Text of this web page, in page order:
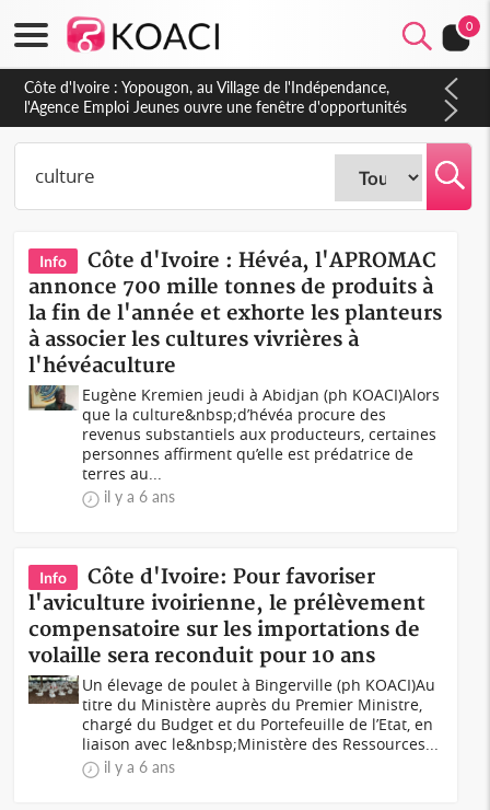
0
Côte d'Ivoire : CHU de Treichville, après la fronde, les agents
contractuels obtiennent un accord avec la direction sur les
arriérés du SMIG 2023
Info
Côte d'Ivoire : Hévéa, l'APROMAC
annonce 700 mille tonnes de produits à
la fin de l'année et exhorte les planteurs
à associer les cultures vivrières à
l'hévéaculture
Eugène Kremien jeudi à Abidjan (ph KOACI)Alors
que la culture&nbsp;d’hévéa procure des
revenus substantiels aux producteurs, certaines
personnes affirment qu’elle est prédatrice de
terres au...
il y a 6 ans
Info
Côte d'Ivoire: Pour favoriser
l'aviculture ivoirienne, le prélèvement
compensatoire sur les importations de
volaille sera reconduit pour 10 ans
Un élevage de poulet à Bingerville (ph KOACI)Au
titre du Ministère auprès du Premier Ministre,
chargé du Budget et du Portefeuille de l’Etat, en
liaison avec le&nbsp;Ministère des Ressources...
il y a 6 ans